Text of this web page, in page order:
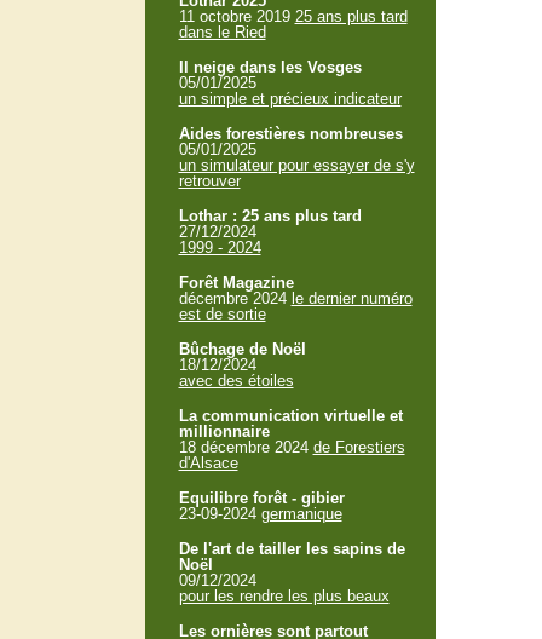
11 octobre 2019 25 ans plus tard
dans le Ried
Il neige dans les Vosges
05/01/2025
un simple et précieux indicateur
Aides forestières nombreuses
05/01/2025
un simulateur pour essayer de s'y
retrouver
Lothar : 25 ans plus tard
27/12/2024
1999 - 2024
Forêt Magazine
décembre 2024 le dernier numéro
est de sortie
Bûchage de Noël
18/12/2024
avec des étoiles
La communication virtuelle et
millionnaire
18 décembre 2024 de Forestiers
d'Alsace
Equilibre forêt - gibier
23-09-2024 germanique
De l'art de tailler les sapins de
Noël
09/12/2024
pour les rendre les plus beaux
Les ornières sont partout